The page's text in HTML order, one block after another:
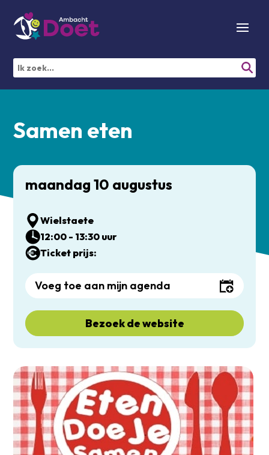
Samen eten
maandag 10 augustus
Wielstaete
12:00 - 13:30 uur
Ticket prijs:
Voeg toe aan mijn agenda
Bezoek de website